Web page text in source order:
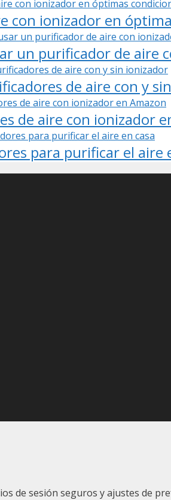
con ionizador en
un purificador de aire
de aire con y
de aire con ionizador
para purificar el aire
de sesión seguros y ajustes de